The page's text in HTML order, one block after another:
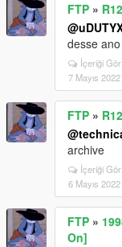
FTP »
desse
İçeriği Gör
7 Mayıs
FTP »
archive
İçeriği Gör
6 Mayıs
FTP »
On]